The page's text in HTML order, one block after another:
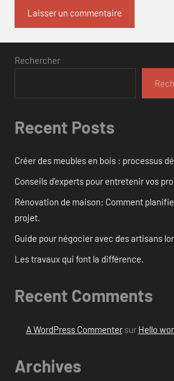
Rechercher
Recent Posts
Créer des meubles en bois : processus
Conseils d’experts pour entretenir vos
Rénovation de maison: Comment
projet.
Guide pour négocier avec des artisans
Les travaux qui font la différence.
Recent Comments
A WordPress Commentersur Hello
Archives